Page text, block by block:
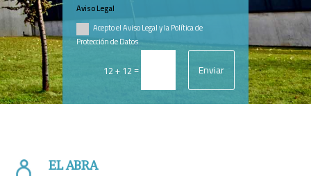
Aviso Legal
Acepto el Aviso Legal y la Política de
Protección de Datos
12 + 12= Enviar
EL ABRA